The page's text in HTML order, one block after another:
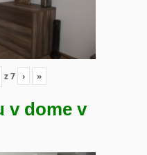
z7 › »
v dome v